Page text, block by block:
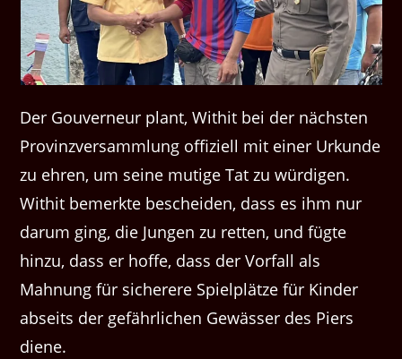
Der Gouverneur plant, Withit bei der nächsten
Provinzversammlung offiziell mit einer Urkunde
zu ehren, um seine mutige Tat zu würdigen.
Withit bemerkte bescheiden, dass es ihm nur
darum ging, die Jungen zu retten, und fügte
hinzu, dass er hoffe, dass der Vorfall als
Mahnung für sicherere Spielplätze für Kinder
abseits der gefährlichen Gewässer des Piers
diene.